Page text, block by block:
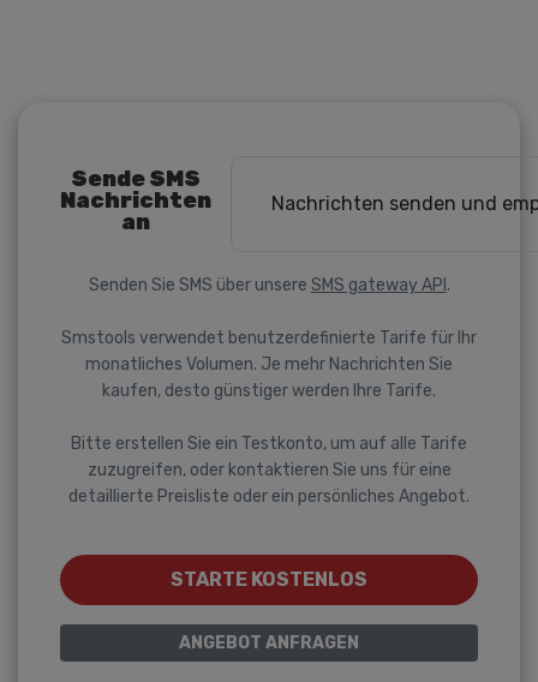
Sende SMS
Nachrichten
an
Nachrichten senden und
Senden Sie SMS über unsere SMS gateway API .
Smstools verwendet benutzerdefinierte Tarife für Ihr
monatliches Volumen. Je mehr Nachrichten Sie
kaufen, desto günstiger werden Ihre Tarife.
Bitte erstellen Sie ein Testkonto, um auf alle Tarife
zuzugreifen, oder kontaktieren Sie uns für eine
detaillierte Preisliste oder ein persönliches Angebot.
STARTE KOSTENLOS
ANGEBOT ANFRAGEN